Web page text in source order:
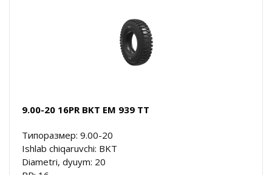
9.00-20 16PR BKT EM 939 TT
Типоразмер: 9.00-20
Ishlab chiqaruvchi: BKT
Diametri, dyuym: 20